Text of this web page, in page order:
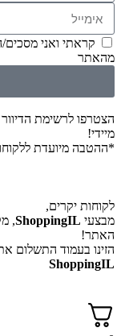
קראתי ואני
מהאתר
הצטרפו לרשימת הדיוור
מיידי!
*ההטבה מיועדת
לקוחות יקרים,
מבצעי ShoppingIL
האתר!
הזינו בעמוד התשלום
ShoppingIL